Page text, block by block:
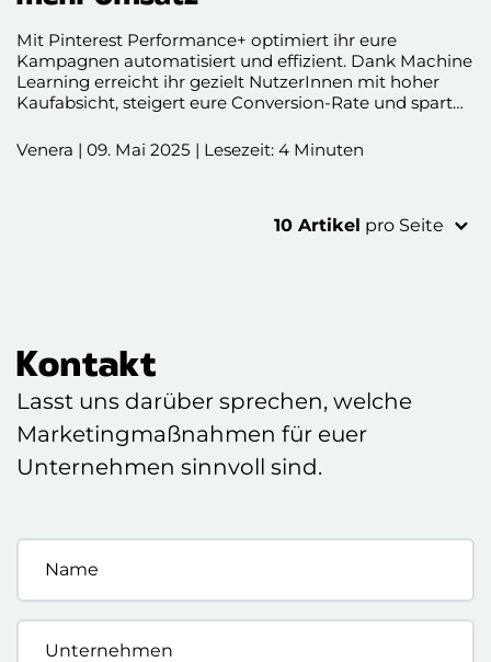
Mit Pinterest Performance+ optimiert ihr eure
Kampagnen automatisiert und effizient. Dank Machine
Learning erreicht ihr gezielt NutzerInnen mit hoher
Kaufabsicht, steigert eure Conversion-Rate und spart
Performance-Marketing!
Venera | 09. Mai 2025 | Lesezeit: 4 Minuten
10 Artikel pro Seite
Kontakt
Lasst uns darüber sprechen, welche
Marketingmaßnahmen für euer
Unternehmen sinnvoll sind.
Name
Unternehmen